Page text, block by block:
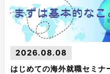
2026.08.08
はじめての海外就職セミナ